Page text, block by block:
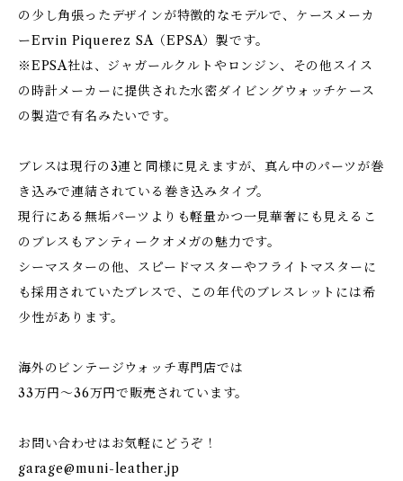
の少し角張ったデザインが特徴的なモデルで、ケースメーカ
ーErvin Piquerez SA（EPSA）製です。
※EPSA社は、ジャガールクルトやロンジン、その他スイス
の時計メーカーに提供された水密ダイビングウォッチケース
の製造で有名みたいです。
ブレスは現行の3連と同様に見えますが、真ん中のパーツが巻
き込みで連結されている巻き込みタイプ。
現行にある無垢パーツよりも軽量かつ一見華奢にも見えるこ
のブレスもアンティークオメガの魅力です。
シーマスターの他、スピードマスターやフライトマスターに
も採用されていたブレスで、この年代のブレスレットには希
少性があります。
海外のビンテージウォッチ専門店では
33万円〜36万円で販売されています。
お問い合わせはお気軽にどうぞ！
garage@muni-leather.jp